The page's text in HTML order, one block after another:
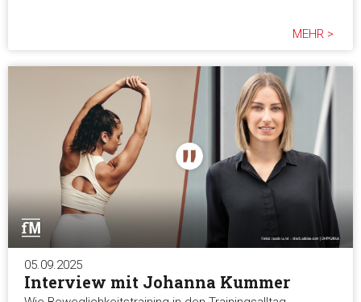
MEHR >
05.09.2025
Interview mit Johanna Kummer